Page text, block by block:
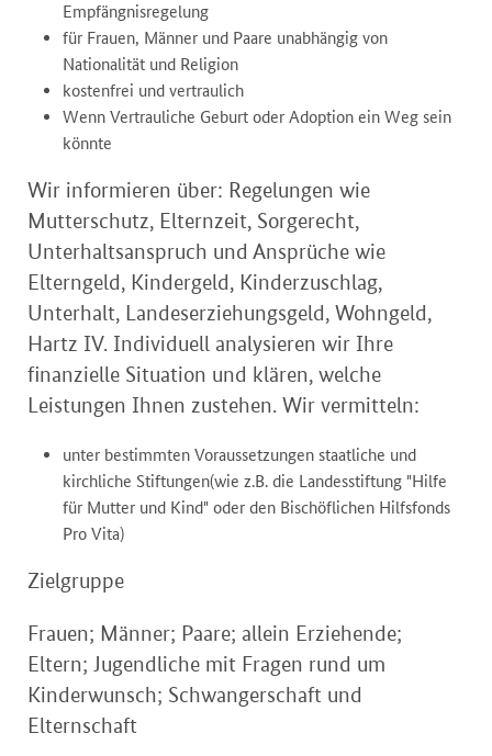
Empfängnisregelung
für Frauen, Männer und Paare unabhängig von
Nationalität und Religion
kostenfrei und vertraulich
Wenn Vertrauliche Geburt oder Adoption ein Weg sein
könnte
Wir informieren über: Regelungen wie
Mutterschutz, Elternzeit, Sorgerecht,
Unterhaltsanspruch und Ansprüche wie
Elterngeld, Kindergeld, Kinderzuschlag,
Unterhalt, Landeserziehungsgeld, Wohngeld,
Hartz IV. Individuell analysieren wir Ihre
finanzielle Situation und klären, welche
Leistungen Ihnen zustehen. Wir vermitteln:
unter bestimmten Voraussetzungen staatliche und
kirchliche Stiftungen(wie z.B. die Landesstiftung "Hilfe
für Mutter und Kind" oder den Bischöflichen Hilfsfonds
Pro Vita)
Zielgruppe
Frauen; Männer; Paare; allein Erziehende;
Eltern; Jugendliche mit Fragen rund um
Kinderwunsch; Schwangerschaft und
Elternschaft